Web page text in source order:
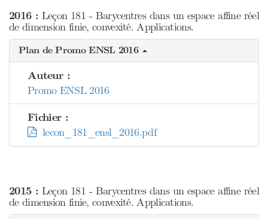
2016 : Leçon 181 - Barycentres dans un espace affine réel
de dimension finie, convexité. Applications.
Plan de Promo ENSL 2016
Auteur :
Promo ENSL 2016
Fichier :
lecon_181_ensl_2016.pdf
2015 : Leçon 181 - Barycentres dans un espace affine réel
de dimension finie, convexité. Applications.